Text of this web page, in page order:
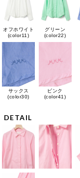
オフホワイト
(color11)
グリーン
(color22)
サックス
(color30)
ピンク
(color41)
DETAIL